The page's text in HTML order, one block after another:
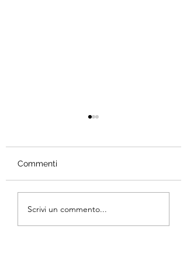
Unzufrieden?
Schwierig sich zu
entscheiden?
Commenti
Scrivi un commento...